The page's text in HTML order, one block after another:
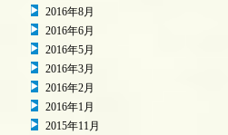
2016年8月
2016年6月
2016年5月
2016年3月
2016年2月
2016年1月
2015年11月